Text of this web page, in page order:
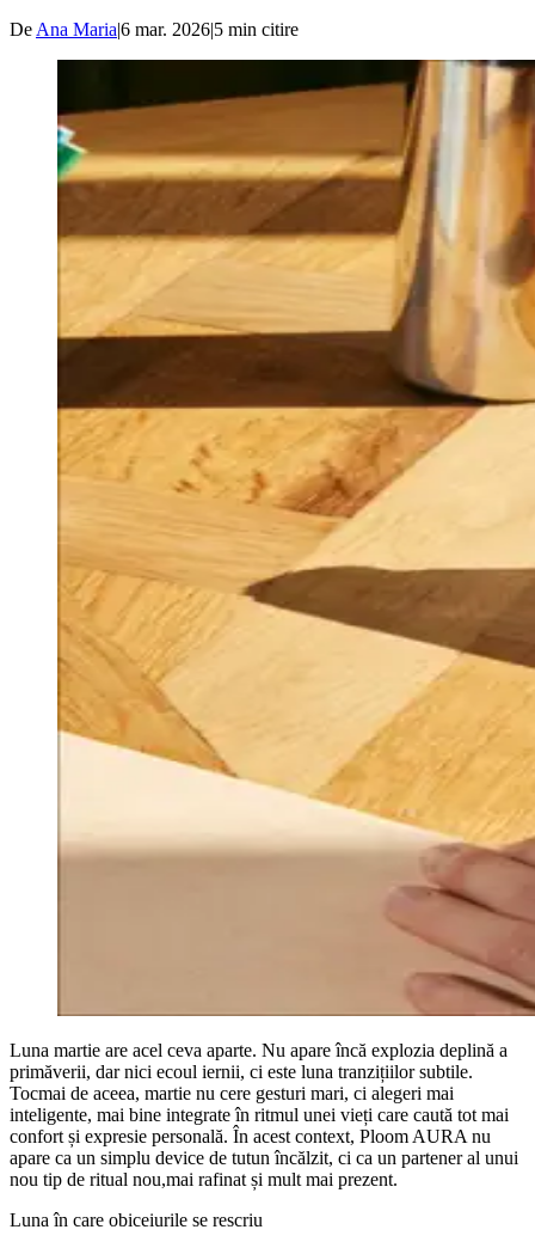
De Ana Maria|6 mar. 2026|5 min citire
Luna martie are acel ceva aparte. Nu apare încă explozia deplină a
primăverii, dar nici ecoul iernii, ci este luna tranzițiilor subtile.
Tocmai de aceea, martie nu cere gesturi mari, ci alegeri mai
inteligente, mai bine integrate în ritmul unei vieți care caută tot mai
confort și expresie personală. În acest context, Ploom AURA nu
apare ca un simplu device de tutun încălzit, ci ca un partener al unui
nou tip de ritual nou,mai rafinat și mult mai prezent.
Luna în care obiceiurile se rescriu